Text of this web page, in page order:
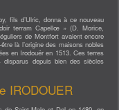
ASIATIQUE (LUCPFA)
fils d’Ulric, donna à ce nouveau
terram Capellœ » (D. Morice,
de Montfort avaient encore
là l’origine des maisons nobles
en Irodouër en 1513. Ces terres
disparus depuis bien des siècles
IRODOUER